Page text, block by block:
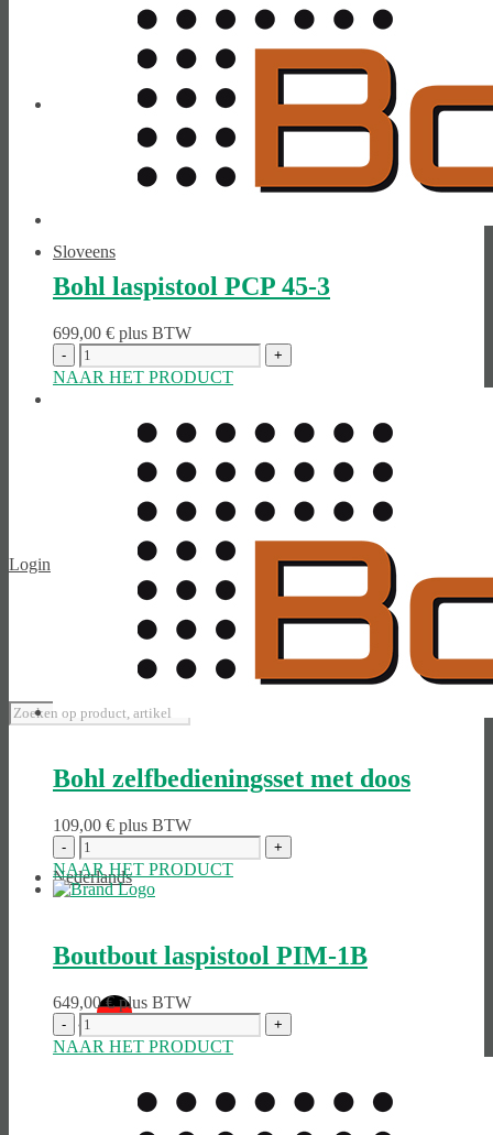
Sloveens
Login
Nederlands
Bohl laspistool PCP 45-3
699,00 € plus BTW
NAAR HET PRODUCT
Bohl zelfbedieningsset met doos
109,00 € plus BTW
NAAR HET PRODUCT
Boutbout laspistool PIM-1B
649,00€ plus BTW
NAAR HET PRODUCT